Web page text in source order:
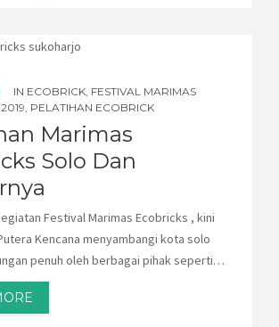
IN ECOBRICK, FESTIVAL MARIMAS
, PELATIHAN ECOBRICK
Marimas
Solo Dan
Festival Marimas Ecobricks , kini
Kencana menyambangi kota solo
penuh oleh berbagai pihak seperti…